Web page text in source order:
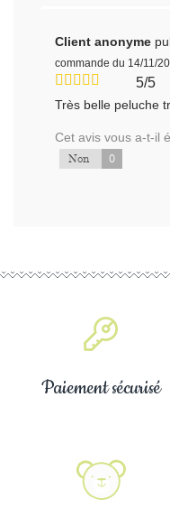
Client anonyme
commande du 14/11/
5/5
Très belle peluche
Cet avis vous a-t-il
Non 0
Paiement sécurisé